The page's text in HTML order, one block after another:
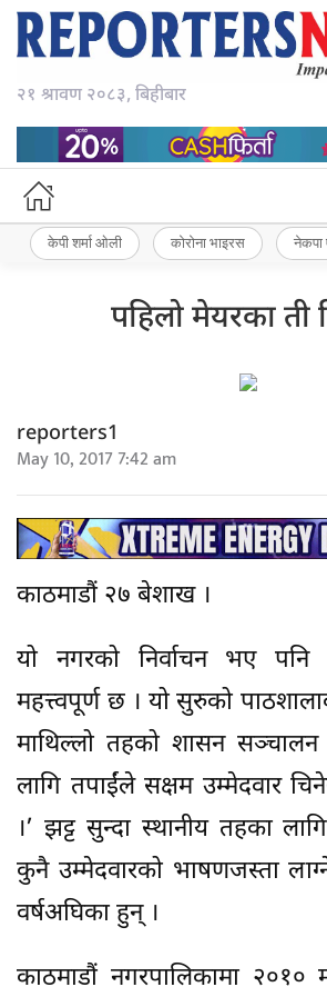
२१ श्रावण २०८३, बिहीबार
केपी शर्मा ओली कोरोना भाइरस नेकपा
पहिलो मेयरका ती
reporters1
May 10, 2017 7:42 am
काठमाडौं २७ बेशाख ।
यो नगरको निर्वाचन भए
महत्त्वपूर्ण छ । यो सुरुको
माथिल्लो तहको शासन सञ्चालन
लागि तपाईंले सक्षम उम्मेदवार
।’ झट्ट सुन्दा स्थानीय तहका
कुनै उम्मेदवारको भाषणजस्ता
वर्षअघिका हुन् ।
काठमाडौं नगरपालिकामा २०१०